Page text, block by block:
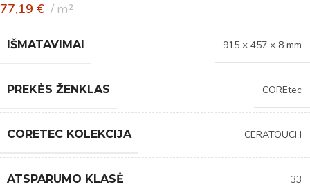
77,19 € m²
IŠMATAVIMAI 915 × 457 × 8 mm
PREKĖS ŽENKLAS COREtec
CORETEC KOLEKCIJA CERATOUCH
ATSPARUMO KLASĖ 33